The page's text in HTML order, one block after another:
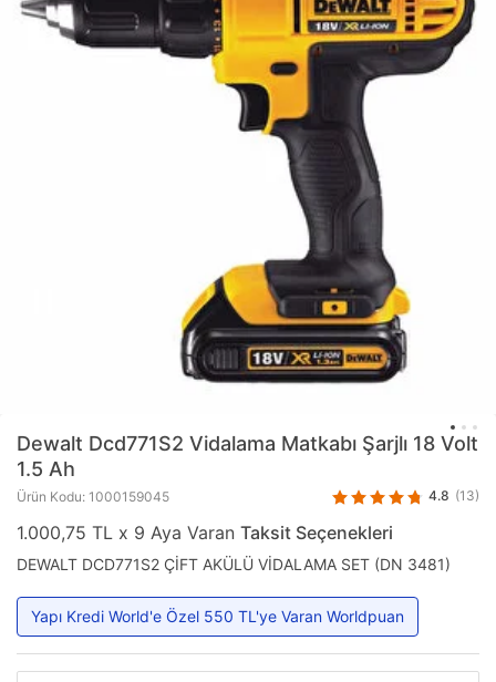
Dewalt Dcd771S2 Vidalama Matkabı Şarjlı 18 Volt
1.5 Ah
Ürün Kodu: 1000159045 4.8 (13)
1.000,75 TL x 9 Aya Varan Taksit Seçenekleri
DEWALT DCD771S2 ÇİFT AKÜLÜ VİDALAMA SET (DN 3481)
Yapı Kredi World'e Özel 550 TL'ye Varan Worldpuan